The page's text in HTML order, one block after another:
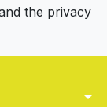
the privacy
arrow_drop_down